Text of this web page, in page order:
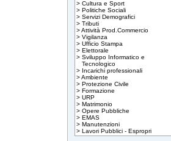
> Cultura e Sport
> Politiche Sociali
> Servizi Demografici
> Tributi
>Attività Prod.Commercio
> Vigilanza
> Ufficio Stampa
> Elettorale
> Sviluppo Informatico e
Tecnologico
> Incarichi professionali
>Ambiente
> Protezione Civile
> Formazione
> URP
> Matrimonio
> Opere Pubbliche
> EMAS
> Manutenzioni
> Lavori Pubblici - Espropri